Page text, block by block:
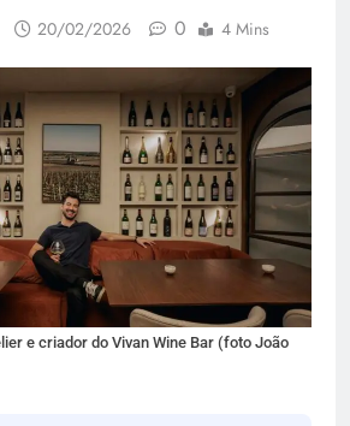
20/02/2026 0 4 Mins
e criador do Vivan Wine Bar (foto João